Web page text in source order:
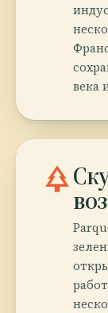
века
park